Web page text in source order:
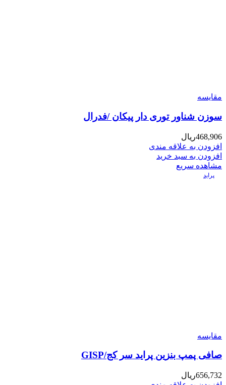
مقایسه
سوزن شناور توری دار پیکان /فدرال
468,906ریال
افزودن به علاقه مندی
افزودن به سبد خرید
مشاهده سریع
پراید
مقایسه
صافی پمپ بنزین پراید سر کج/GISP
656,732ریال